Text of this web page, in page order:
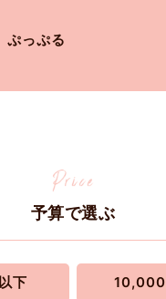
ぷっぷる
予算で選ぶ
以下 10,000